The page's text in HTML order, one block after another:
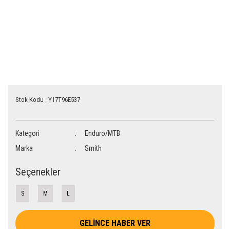
Stok Kodu : Y17T96E537
Kategori
Enduro/MTB
Marka
Smith
Seçenekler
S M L
GELİNCE HABER VER